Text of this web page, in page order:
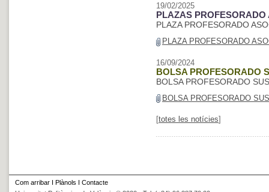
19/02/2025
PLAZAS
PLAZA PROFESORADO
PLAZA PROFESORADO
16/09/2024
BOLSA PROFESORADO
BOLSA PROFESORADO
BOLSA PROFESORADO
[totes les notícies]
Com arribar I Plànols I Contacte